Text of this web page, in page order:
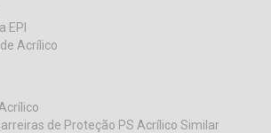
EPI
Acrílico
de Proteção PS Acrílico Similar